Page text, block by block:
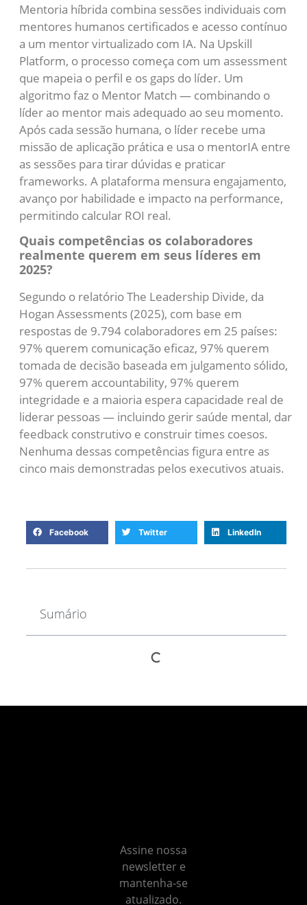
Mentoria híbrida combina sessões individuais com
mentores humanos certificados e acesso contínuo
a um mentor virtualizado com IA. Na Upskill
Platform, o processo começa com um assessment
que mapeia o perfil e os gaps do líder. Um
algoritmo faz o Mentor Match — combinando o
líder ao mentor mais adequado ao seu momento.
Após cada sessão humana, o líder recebe uma
missão de aplicação prática e usa o mentorIA entre
as sessões para tirar dúvidas e praticar
frameworks. A plataforma mensura engajamento,
avanço por habilidade e impacto na performance,
permitindo calcular ROI real.
Quais competências os colaboradores
realmente querem em seus líderes em
2025?
Segundo o relatório The Leadership Divide, da
Hogan Assessments (2025), com base em
respostas de 9.794 colaboradores em 25 países:
97% querem comunicação eficaz, 97% querem
tomada de decisão baseada em julgamento sólido,
97% querem accountability, 97% querem
integridade e a maioria espera capacidade real de
liderar pessoas — incluindo gerir saúde mental, dar
feedback construtivo e construir times coesos.
Nenhuma dessas competências figura entre as
cinco mais demonstradas pelos executivos atuais.
Facebook Twitter LinkedIn
Sumário
Assine nossa
newsletter e
mantenha-se
atualizado.